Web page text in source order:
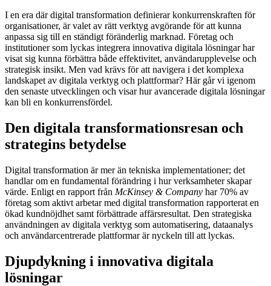
I en era där digital transformation definierar konkurrenskraften för
organisationer, är valet av rätt verktyg avgörande för att kunna
anpassa sig till en ständigt föränderlig marknad. Företag och
institutioner som lyckas integrera innovativa digitala lösningar har
visat sig kunna förbättra både effektivitet, användarupplevelse och
strategisk insikt. Men vad krävs för att navigera i det komplexa
landskapet av digitala verktyg och plattformar? Här går vi igenom
den senaste utvecklingen och visar hur avancerade digitala lösningar
kan bli en konkurrensfördel.
Den digitala transformationsresan och
strategins betydelse
Digital transformation är mer än tekniska implementationer; det
handlar om en fundamental förändring i hur verksamheter skapar
värde. Enligt en rapport från McKinsey & Company har 70% av
företag som aktivt arbetar med digital transformation rapporterat en
ökad kundnöjdhet samt förbättrade affärsresultat. Den strategiska
användningen av digitala verktyg som automatisering, dataanalys
och användarcentrerade plattformar är nyckeln till att lyckas.
Djupdykning i innovativa digitala
lösningar